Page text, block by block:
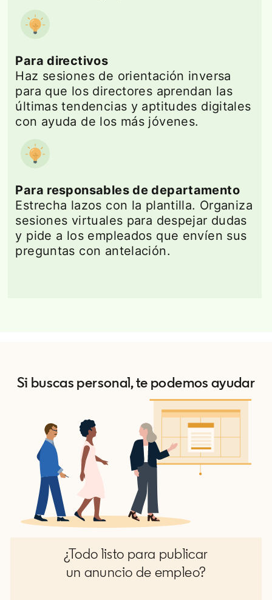
Para directivos
Haz sesiones de orientación inversa
para que los directores aprendan las
últimas tendencias y aptitudes digitales
con ayuda de los más jóvenes.
Para responsables de departamento
Estrecha lazos con la plantilla. Organiza
sesiones virtuales para despejar dudas
y pide a los empleados que envíen sus
preguntas con antelación.
Si buscas personal, te podemos ayudar
¿Todo listo para publicar
un anuncio de empleo?